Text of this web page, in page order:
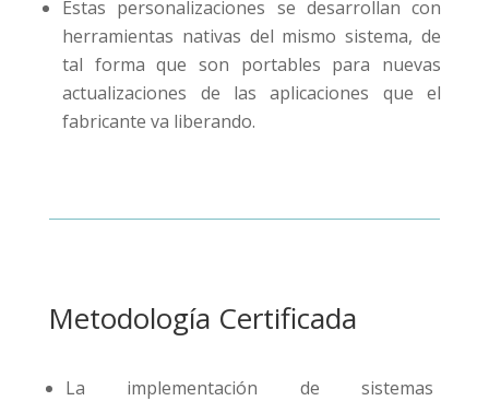
Estas personalizaciones se desarrollan con
herramientas nativas del mismo sistema, de
tal forma que son portables para nuevas
actualizaciones de las aplicaciones que el
fabricante va liberando.
Metodología Certificada
La implementación de sistemas